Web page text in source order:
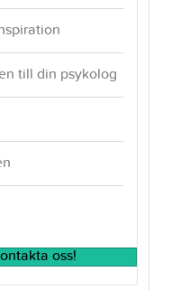
till din psykolog
oss!